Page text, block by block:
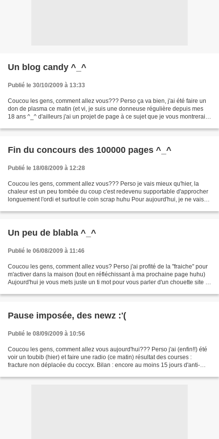
Un blog candy ^_^
Publié le 30/10/2009 à 13:33
Coucou les gens, comment allez vous??? Perso ça va bien, j'ai été faire un
don de plasma ce matin (et vi, je suis une donneuse régulière depuis mes
18 ans ^_^ d'ailleurs j'ai un projet de page à ce sujet que je vous montrerais
Fin du concours des 100000 pages ^_^
Publié le 18/08/2009 à 12:28
Coucou les gens, comment allez vous??? Perso je vais mieux qu'hier, la
chaleur est un peu tombée du coup c'est redevenu supportable d'approcher
longuement l'ordi et surtout le coin scrap huhu Pour aujourd'hui, je ne vais
Un peu de blabla ^_^
Publié le 06/08/2009 à 11:46
Coucou les gens, comment allez vous? Perso j'ai profité de la "fraiche" pour
m'activer dans la maison (tout en réfléchissant à ma prochaine page huhu)
Aujourd'hui je vous mets juste un ti mot pour vous parler d'un chouette site ,
Pause imposée, des newz :'(
Publié le 08/09/2009 à 10:56
Coucou les gens, comment allez vous aujourd'hui??? Perso j'ai (enfin!!) été
voir un toubib (hier) et faire une radio (ce matin) résultat des courses :
fracture non déplacée du coccyx. Bilan : encore au moins 15 jours d'anti-